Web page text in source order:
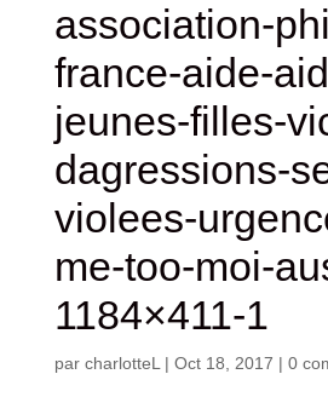
association-
france-aide-
jeunes-filles-
dagressions-
violees-
me-too-moi-
1184×411-1
par charlotteL | Oct 18, 2017 | 0